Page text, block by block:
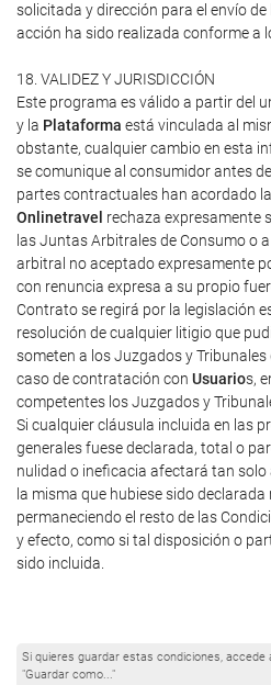
solicitada y dirección para el envío
acción ha sido realizada conforme a
18. VALIDEZ Y JURISDICCIÓN
Este programa es válido a partir del
y la Plataforma está vinculada al
obstante, cualquier cambio en esta
se comunique al consumidor antes
partes contractuales han acordado
Onlinetravel rechaza expresamente
las Juntas Arbitrales de Consumo o
arbitral no aceptado expresamente
con renuncia expresa a su propio
Contrato se regirá por la legislación
resolución de cualquier litigio que
someten a los Juzgados y Tribunales
caso de contratación con Usuarios,
competentes los Juzgados y
Si cualquier cláusula incluida en las
generales fuese declarada, total o
nulidad o ineficacia afectará tan
la misma que hubiese sido declarada
permaneciendo el resto de las
y efecto, como si tal disposición o
sido incluida.
Si quieres guardar estas condiciones, accede
"Guardar como..."